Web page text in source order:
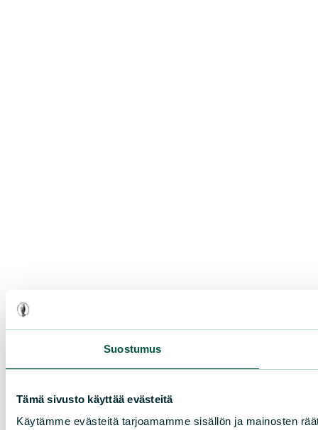
Suostumus
Tämä sivusto käyttää evästeitä
Käytämme evästeitä tarjoamamme sisällön ja mainosten